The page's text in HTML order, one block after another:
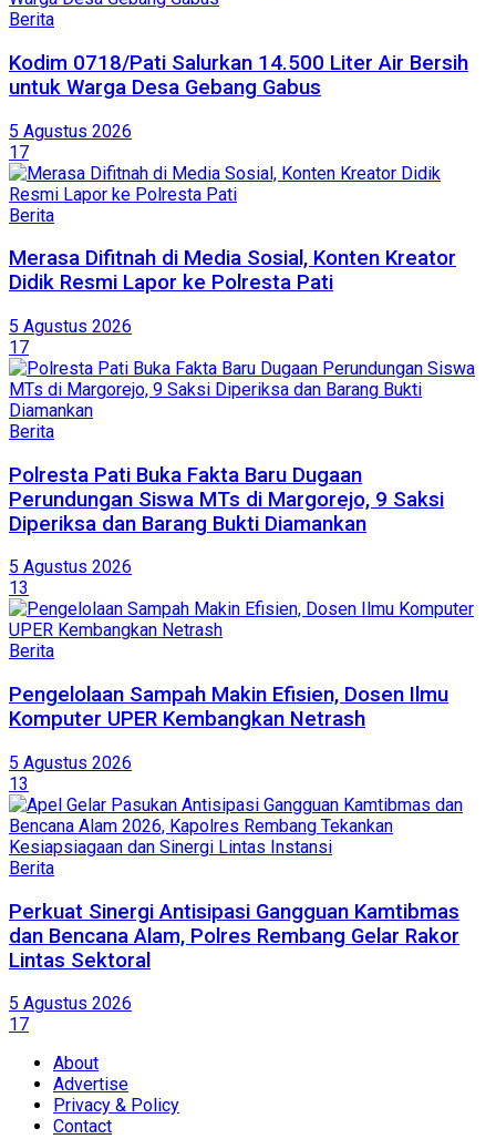
Berita
Kodim 0718/Pati Salurkan 14.500 Liter Air Bersih
untuk Warga Desa Gebang Gabus
5 Agustus 2026
17
Berita
Merasa Difitnah di Media Sosial, Konten Kreator
Didik Resmi Lapor ke Polresta Pati
5 Agustus 2026
17
Berita
Polresta Pati Buka Fakta Baru Dugaan
Perundungan Siswa MTs di Margorejo, 9 Saksi
Diperiksa dan Barang Bukti Diamankan
5 Agustus 2026
13
Berita
Pengelolaan Sampah Makin Efisien, Dosen Ilmu
Komputer UPER Kembangkan Netrash
5 Agustus 2026
13
Berita
Perkuat Sinergi Antisipasi Gangguan Kamtibmas
dan Bencana Alam, Polres Rembang Gelar Rakor
Lintas Sektoral
5 Agustus 2026
17
About
Advertise
Privacy & Policy
Contact